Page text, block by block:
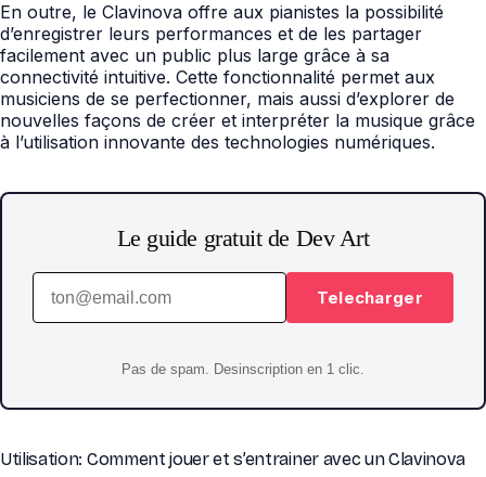
En outre, le Clavinova offre aux pianistes la possibilité
d’enregistrer leurs performances et de les partager
facilement avec un public plus large grâce à sa
connectivité intuitive. Cette fonctionnalité permet aux
musiciens de se perfectionner, mais aussi d’explorer de
nouvelles façons de créer et interpréter la musique grâce
à l’utilisation innovante des technologies numériques.
Le guide gratuit de Dev Art
Telecharger
Pas de spam. Desinscription en 1 clic.
Utilisation: Comment jouer et s’entrainer avec un Clavinova